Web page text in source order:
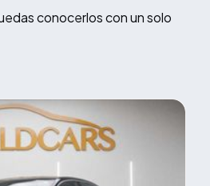
conocerlos con un solo